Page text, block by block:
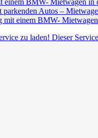
zu laden! Dieser